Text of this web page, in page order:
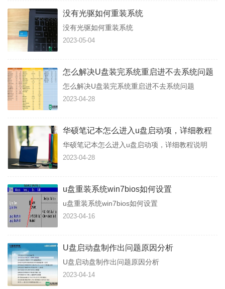
没有光驱如何重装系统
没有光驱如何重装系统
2023-05-04
怎么解决U盘装完系统重启进不去系统问题
怎么解决U盘装完系统重启进不去系统问题
2023-04-28
华硕笔记本怎么进入u盘启动项，详细教程
说明
华硕笔记本怎么进入u盘启动项，详细教程说明
2023-04-28
u盘重装系统win7bios如何设置
u盘重装系统win7bios如何设置
2023-04-16
U盘启动盘制作出问题原因分析
U盘启动盘制作出问题原因分析
2023-04-14